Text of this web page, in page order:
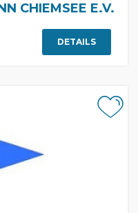
CHIEMSEE E.V.
DETAILS